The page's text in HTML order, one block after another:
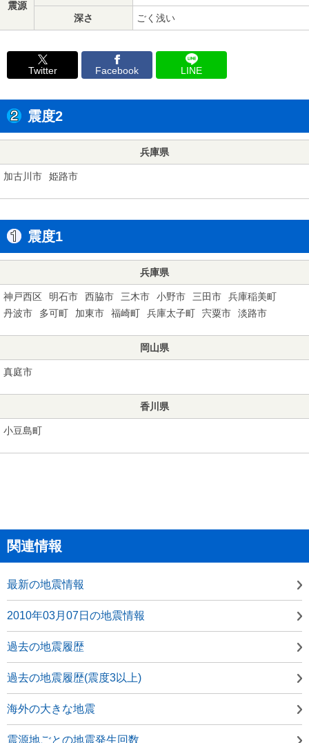
震源
深さ ごく浅い
Twitter Facebook LINE
震度2
兵庫県
加古川市 姫路市
震度1
兵庫県
神戸西区 明石市 西脇市 三木市 小野市 三田市
兵庫稲美町
丹波市
多可町 加東市 福崎町 兵庫太子町 宍粟市 淡路市
岡山県
真庭市
香川県
小豆島町
関連情報
最新の地震情報
2010年03月07日の地震情報
過去の地震履歴
過去の地震履歴(震度3以上)
海外の大きな地震
震源地ごとの地震発生回数